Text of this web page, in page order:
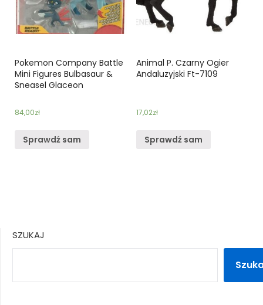
Pokemon Company Battle
Mini Figures Bulbasaur &
Sneasel Glaceon
84,00zł
Sprawdź sam
Animal P. Czarny Ogier
Andaluzyjski Ft-7109
17,02zł
Sprawdź sam
SZUKAJ